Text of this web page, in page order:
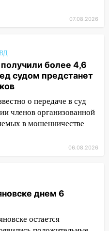
если им
перед
крупный пожар
репутацию
обращении с
с чужими
накопил
07.08.2026
более 4,6
судом предстанет
о передаче в суд
членов организованной
в мошенничестве
06.08.2026
днем 6
остается